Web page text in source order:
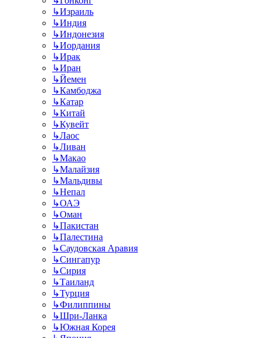
↳Израиль
↳Индия
↳Индонезия
↳Иордания
↳Ирак
↳Иран
↳Йемен
↳Камбоджа
↳Катар
↳Китай
↳Кувейт
↳Лаос
↳Ливан
↳Макао
↳Малайзия
↳Мальдивы
↳Непал
↳ОАЭ
↳Оман
↳Пакистан
↳Палестина
↳Саудовская Аравия
↳Сингапур
↳Сирия
↳Таиланд
↳Турция
↳Филиппины
↳Шри-Ланка
↳Южная Корея